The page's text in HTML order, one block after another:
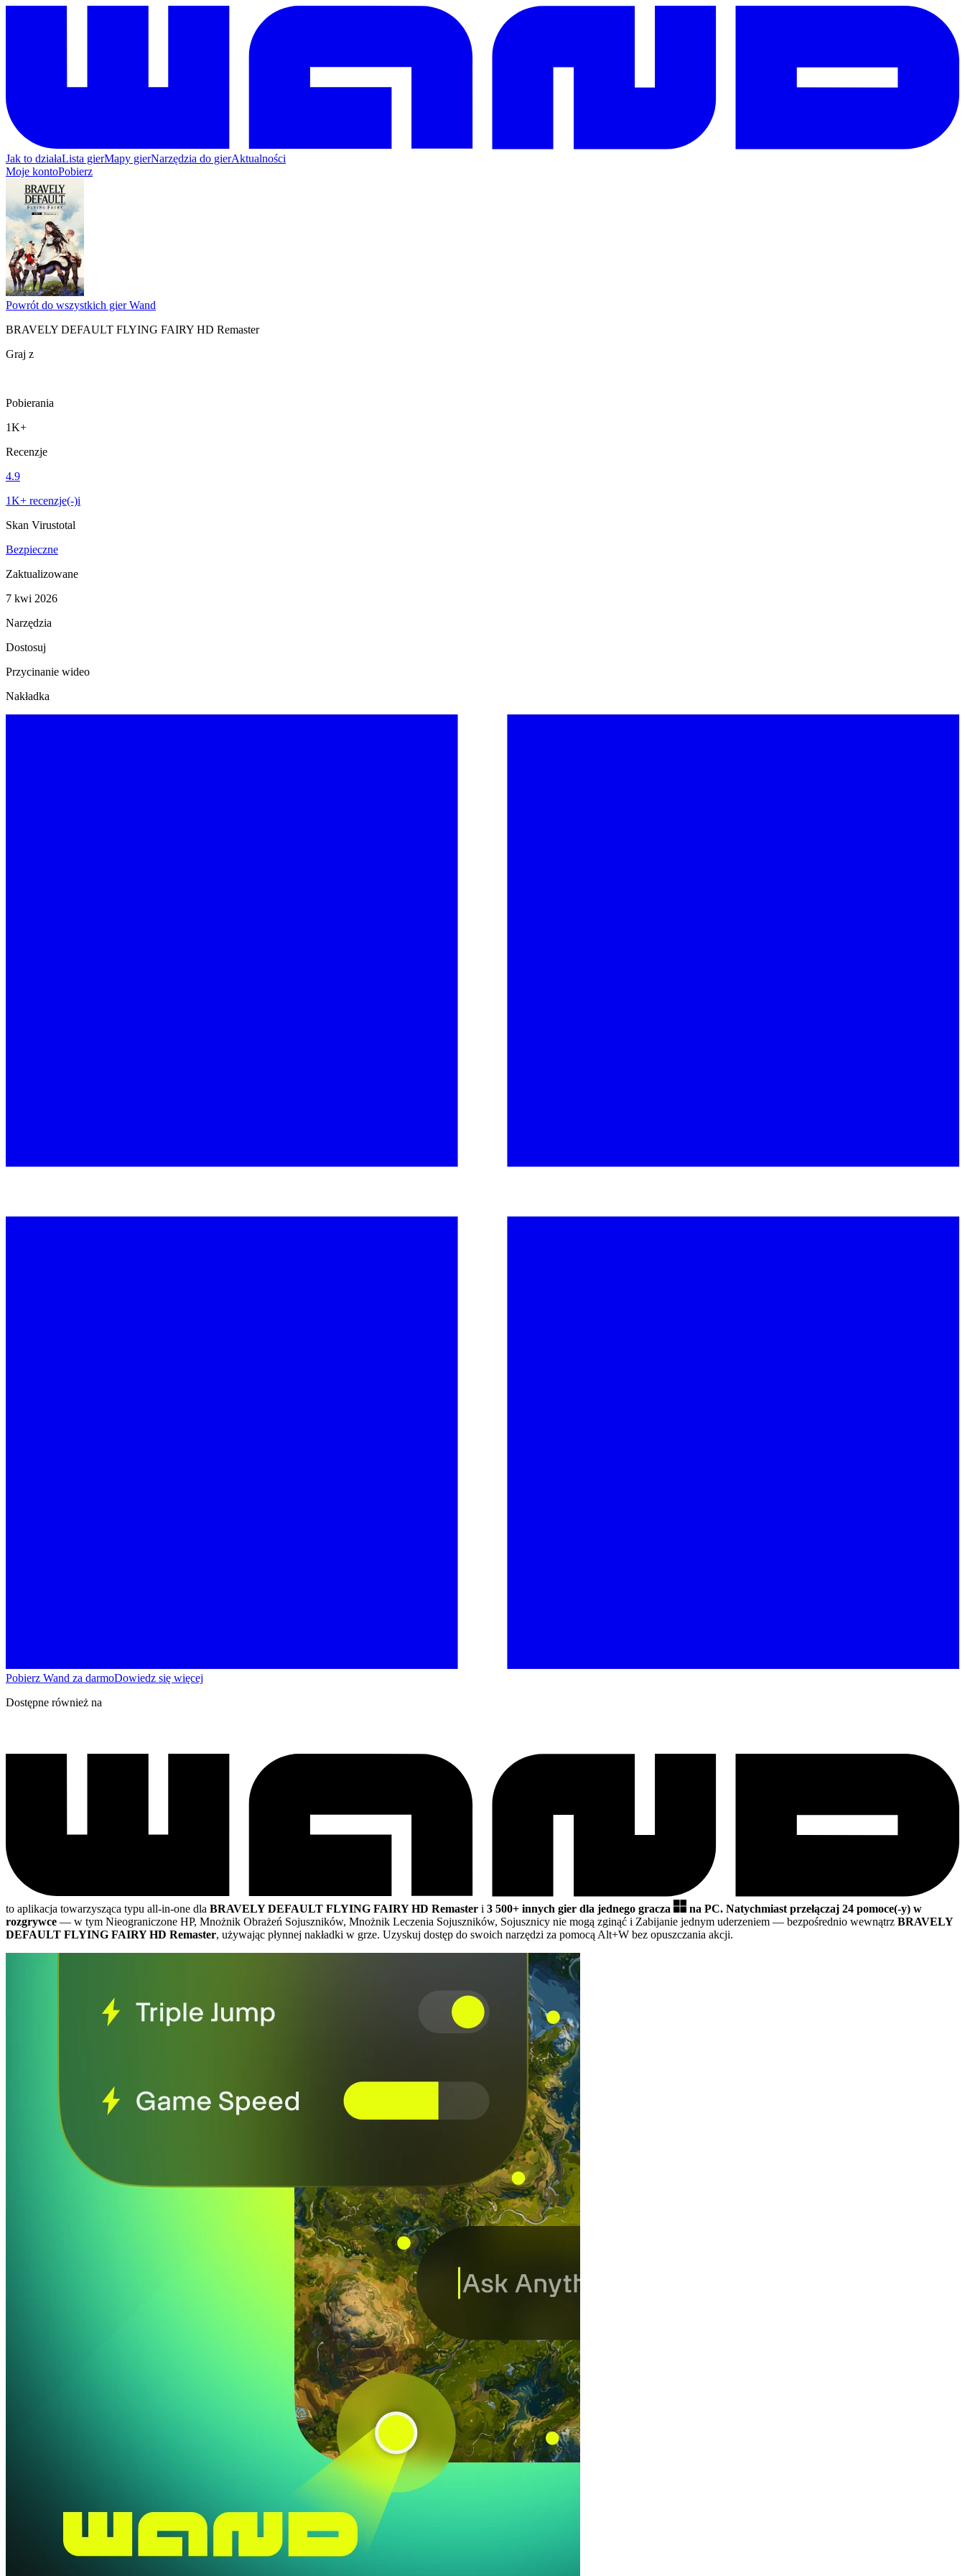
Jak to działaLista gierMapy gierNarzędzia do gierAktualności
Moje kontoPobierz
Powrót do wszystkich gier Wand
BRAVELY DEFAULT FLYING FAIRY HD Remaster
Graj z
Pobierania
1K+
Recenzje
4.9
1K+ recenzje(-)i
Skan Virustotal
Bezpieczne
Zaktualizowane
7 kwi 2026
Narzędzia
Dostosuj
Przycinanie wideo
Nakładka
Pobierz Wand za darmoDowiedz się więcej
Dostępne również na
to aplikacja towarzysząca typu all-in-one dla BRAVELY DEFAULT FLYING FAIRY HD Remaster i 3 500+ innych gier dla jednego gracza na PC. Natychmiast przełączaj 24 pomoce(-y) w
rozgrywce — w tym Nieograniczone HP, Mnożnik Obrażeń Sojuszników, Mnożnik Leczenia Sojuszników, Sojusznicy nie mogą zginąć i Zabijanie jednym uderzeniem — bezpośrednio wewnątrz BRAVELY
DEFAULT FLYING FAIRY HD Remaster, używając płynnej nakładki w grze. Uzyskuj dostęp do swoich narzędzi za pomocą Alt+W bez opuszczania akcji.